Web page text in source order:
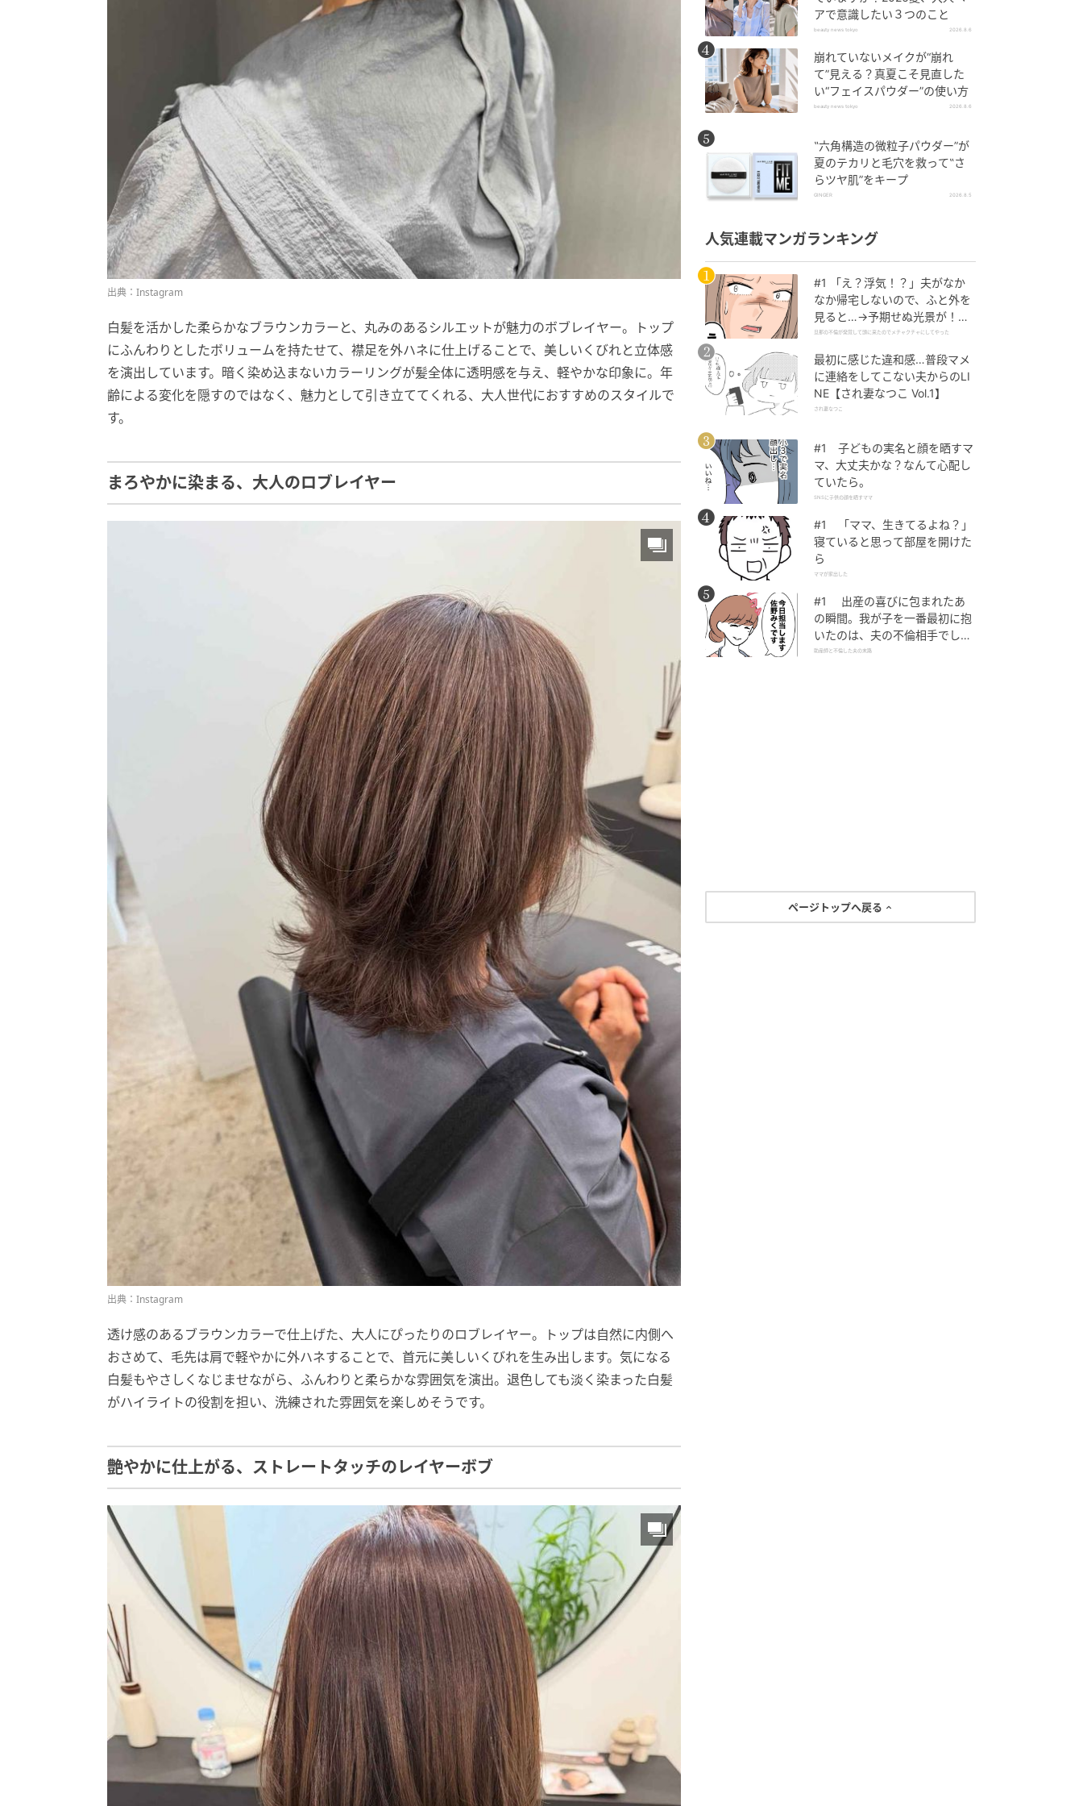
出典：Instagram
白髪を活かした柔らかなブラウンカラーと、丸みのあるシルエットが魅力のボブレイヤー。トップ
にふんわりとしたボリュームを持たせて、襟足を外ハネに仕上げることで、美しいくびれと立体感
を演出しています。暗く染め込まないカラーリングが髪全体に透明感を与え、軽やかな印象に。年
齢による変化を隠すのではなく、魅力として引き立ててくれる、大人世代におすすめのスタイルで
す。
まろやかに染まる、大人のロブレイヤー
出典：Instagram
透け感のあるブラウンカラーで仕上げた、大人にぴったりのロブレイヤー。トップは自然に内側へ
おさめて、毛先は肩で軽やかに外ハネすることで、首元に美しいくびれを生み出します。気になる
白髪もやさしくなじませながら、ふんわりと柔らかな雰囲気を演出。退色しても淡く染まった白髪
がハイライトの役割を担い、洗練された雰囲気を楽しめそうです。
艶やかに仕上がる、ストレートタッチのレイヤーボブ
アで意識したい３つのこと
beauty news tokyo 2026.8.6
崩れていないメイクが“崩れ
て”見える？真夏こそ見直した
い“フェイスパウダー”の使い方
beauty news tokyo 2026.8.6
‟六角構造の微粒子パウダー”が
夏のテカリと毛穴を救って‟さ
らツヤ肌”をキープ
GINGER 2026.8.5
人気連載マンガランキング
#1 「え？浮気！？」夫がなか
なか帰宅しないので、ふと外を
見ると…→予期せぬ光景が！｜
旦那の不倫が発覚して頭に来た
旦那の不倫が発覚して頭に来たのでメチャクチャにしてやった
最初に感じた違和感…普段マメ
に連絡をしてこない夫からのLI
NE【され妻なつこ Vol.1】
され妻なつこ
#1 子どもの実名と顔を晒すマ
マ、大丈夫かな？なんて心配し
ていたら。
SNSに子供の顔を晒すママ
#1 「ママ、生きてるよね？」
寝ていると思って部屋を開けた
ら
ママが家出した
#1 出産の喜びに包まれたあ
の瞬間。我が子を一番最初に抱
いたのは、夫の不倫相手でし
た。
助産師と不倫した夫の末路
ページトップへ戻る